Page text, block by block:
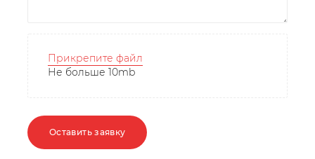
Прикрепите файл
Не больше 10mb
Оставить заявку